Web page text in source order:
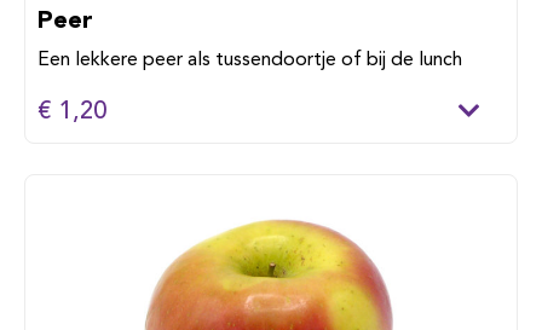
Peer
Een lekkere peer als tussendoortje of bij de lunch
€ 1,20